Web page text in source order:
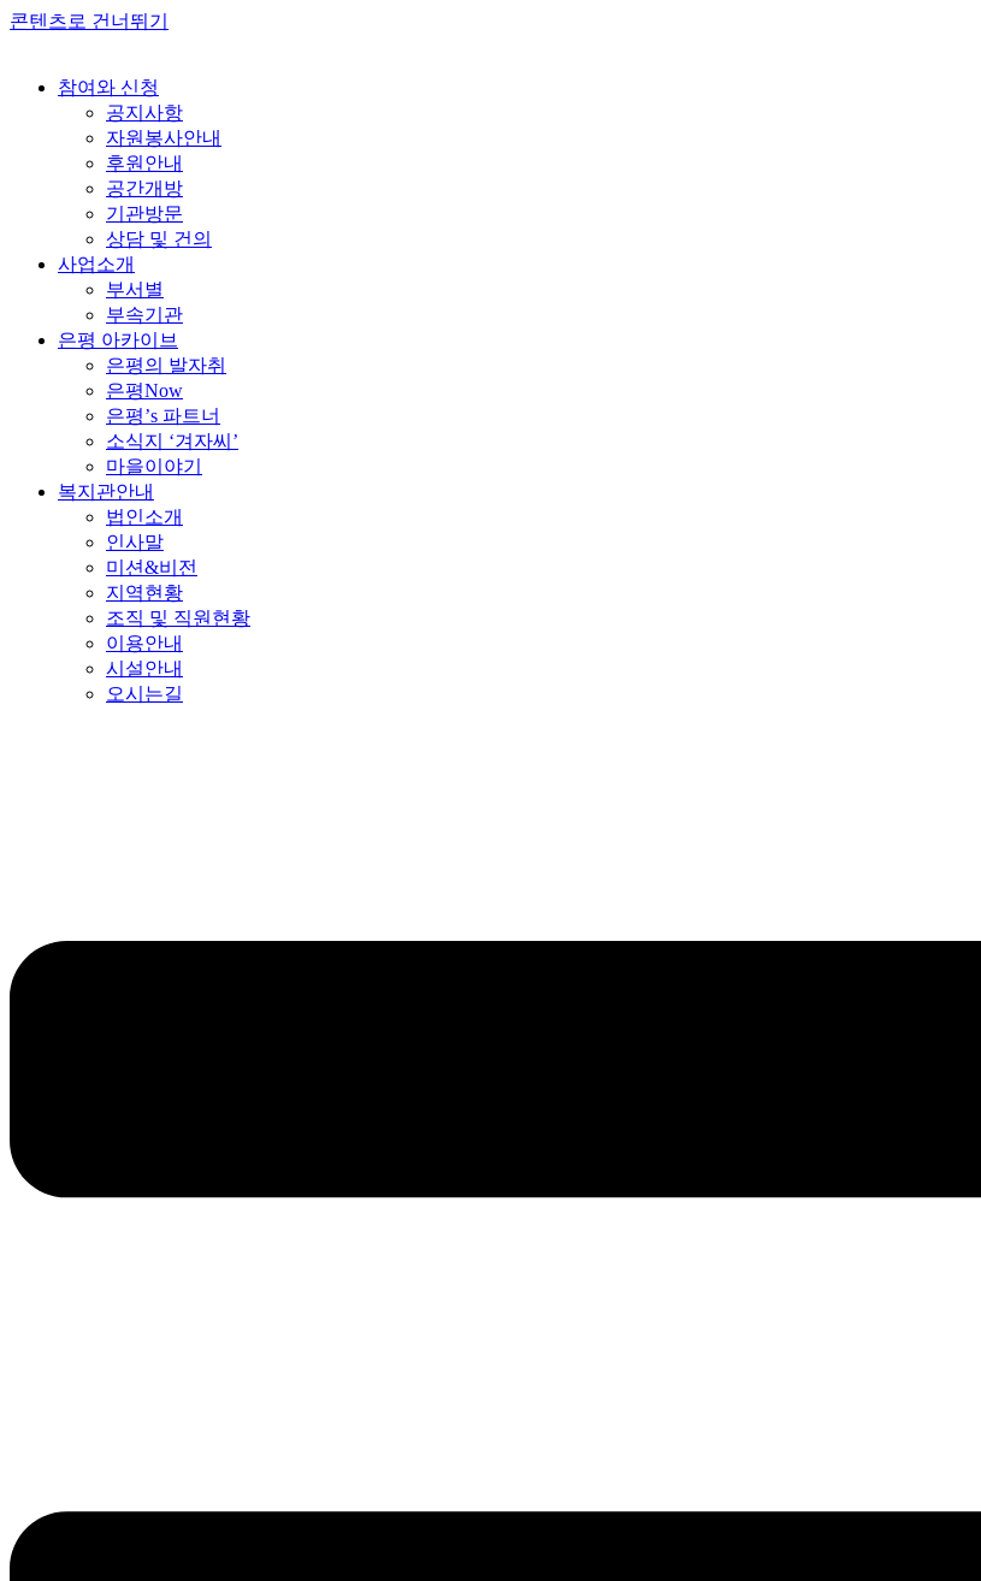
콘텐츠로 건너뛰기
참여와 신청
공지사항
자원봉사안내
후원안내
공간개방
기관방문
상담 및 건의
사업소개
부서별
부속기관
은평 아카이브
은평의 발자취
은평Now
은평’s 파트너
소식지 ‘겨자씨’
마을이야기
복지관안내
법인소개
인사말
미션&비전
지역현황
조직 및 직원현황
이용안내
시설안내
오시는길